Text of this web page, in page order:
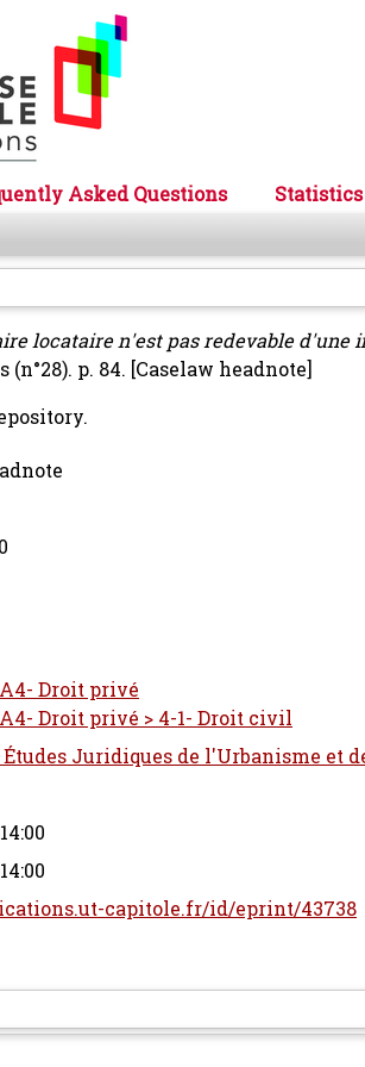
Asked Questions
Statistics
locataire n'est pas redevable d'une
(n°28). p. 84. [Caselaw headnote]
Droit privé
A4- Droit privé > 4-1- Droit civil
Juridiques de l'Urbanisme et
capitole.fr/id/eprint/43738